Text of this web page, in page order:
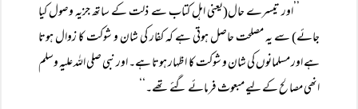
’’اور تیسرے حال(یعنی اہل کتاب سے ذلت کے ساتھ جزیہ وصول کیا
جائے) سے یہ مصلحت حاصل ہوتی ہے کہ کفار کی شان و شوکت کا زوال ہوتا
ہے اور مسلمانوں کی شان و شوکت کا اظہار ہوتا ہے۔ اور نبی صلی اللہ علیہ وسلم
انھی مصالح کے لیے مبعوث فرمائے گئے تھے۔‘‘